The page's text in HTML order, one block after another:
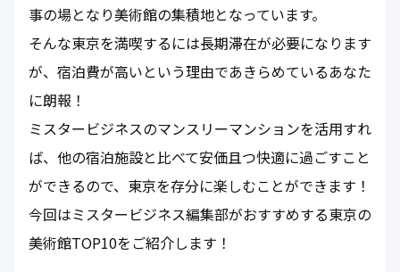
事の場となり美術館の集積地となっています。
そんな東京を満喫するには長期滞在が必要になります
が、宿泊費が高いという理由であきらめているあなた
に朗報！
ミスタービジネスのマンスリーマンションを活用すれ
ば、他の宿泊施設と比べて安価且つ快適に過ごすこと
ができるので、東京を存分に楽しむことができます！
今回はミスタービジネス編集部がおすすめする東京の
美術館TOP10をご紹介します！